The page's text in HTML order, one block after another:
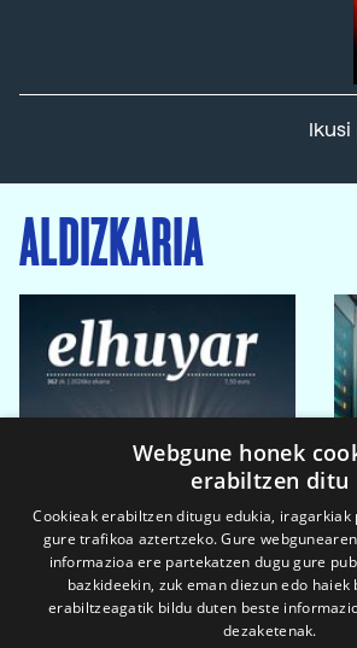
ALDIZKARIA
Webgune honek
erabiltzen ditu
Cookieak erabiltzen ditugu edukia,
gure trafikoa aztertzeko. Gure
informazioa ere partekatzen dugu gure
bazkideekin, zuk eman diezun edo
erabiltzeagatik bildu duten beste
dezaketenak.